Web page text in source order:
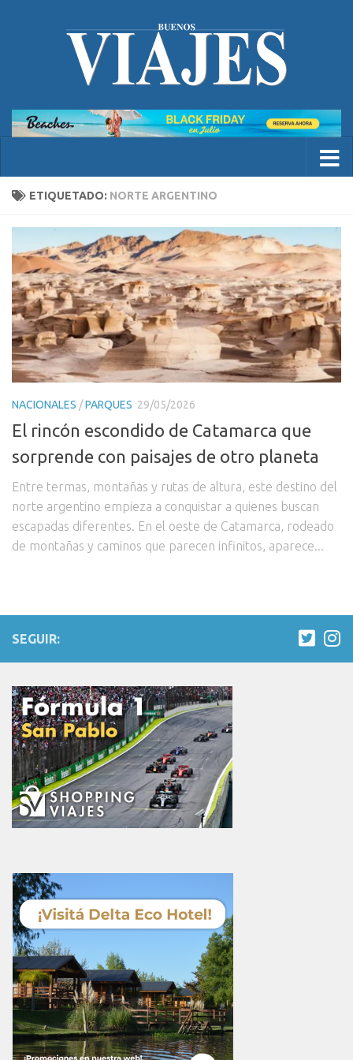
ETIQUETADO: NORTE ARGENTINO
NACIONALES /PARQUES 29/05/2026
El rincón escondido de Catamarca que
sorprende con paisajes de otro planeta
Entre termas, montañas y rutas de altura, este destino del
norte argentino empieza a conquistar a quienes buscan
escapadas diferentes. En el oeste de Catamarca, rodeado
de montañas y caminos que parecen infinitos, aparece...
SEGUIR: